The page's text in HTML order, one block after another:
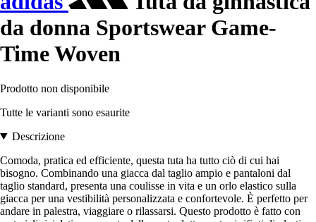
da donna Sportswear Game-
Time Woven
Prodotto non disponibile
Tutte le varianti sono esaurite
Descrizione
Comoda, pratica ed efficiente, questa tuta ha tutto ciò di cui hai
bisogno. Combinando una giacca dal taglio ampio e pantaloni dal
taglio standard, presenta una coulisse in vita e un orlo elastico sulla
giacca per una vestibilità personalizzata e confortevole. È perfetto per
andare in palestra, viaggiare o rilassarsi. Questo prodotto è fatto con